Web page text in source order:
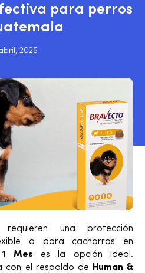
para perros
2025
una protección
o para cachorros en
Mes es la opción ideal.
con el respaldo de
Human &